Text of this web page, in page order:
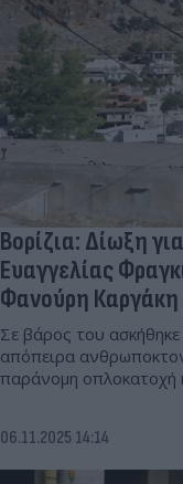
Βορίζια: Δίωξη
Ευαγγελίας
Φανούρη Καργάκη
Σε βάρος του ασκήθηκε
απόπειρα
παράνομη οπλοκατοχή
06.11.2025 14:14